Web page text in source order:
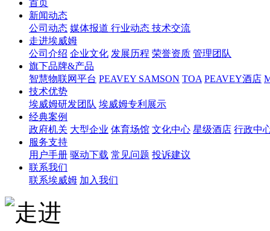
首页
新闻动态
公司动态 媒体报道 行业动态 技术交流
走进埃威姆
公司介绍 企业文化 发展历程 荣誉资质 管理团队
旗下品牌&产品
智慧物联网平台 PEAVEY SAMSON TOA PEAVEY酒店
技术优势
埃威姆研发团队 埃威姆专利展示
经典案例
政府机关 大型企业 体育场馆 文化中心 星级酒店 行政中
服务支持
用户手册 驱动下载 常见问题 投诉建议
联系我们
联系埃威姆 加入我们